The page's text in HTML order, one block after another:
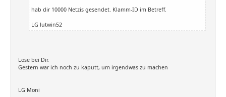
hab dir 10000 Netzis gesendet. Klamm-ID im Betreff.
LG lutwin52
Lose bei Dir.
Gestern war ich noch zu kaputt, um irgendwas zu machen
LG Moni